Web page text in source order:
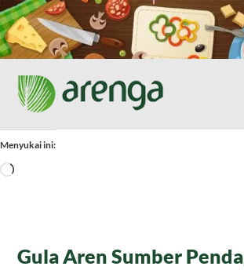
Skip
to
content
Home
Menyukai ini:
Memuat...
Gula Aren Sumber